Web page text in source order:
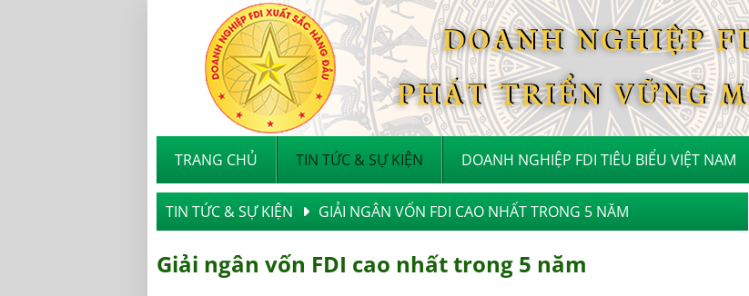
TRANG CHỦ TIN TỨC & SỰ KIỆN DOANH NGHIỆP FDI TIÊU BIỂU VIỆT NAM
TIN TỨC & SỰ KIỆN GIẢI NGÂN VỐN FDI CAO NHẤT TRONG 5 NĂM
Giải ngân vốn FDI cao nhất trong 5 năm